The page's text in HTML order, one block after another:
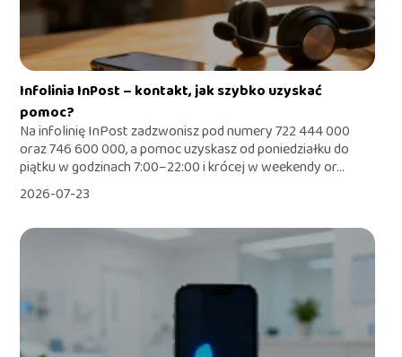
Infolinia InPost – kontakt, jak szybko uzyskać
pomoc?
Na infolinię InPost zadzwonisz pod numery 722 444 000
oraz 746 600 000, a pomoc uzyskasz od poniedziałku do
piątku w godzinach 7:00–22:00 i krócej w weekendy or...
2026-07-23